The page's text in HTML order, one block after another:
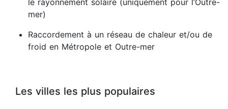
le rayonnement solaire (uniquement pour l’Outre-
mer)
Raccordement à un réseau de chaleur et/ou de
froid en Métropole et Outre-mer
Les villes les plus populaires